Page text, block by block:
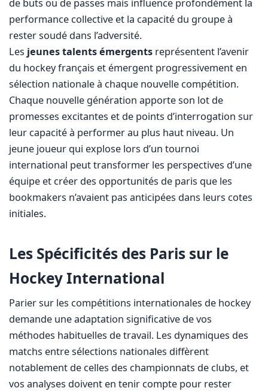
de buts ou de passes mais influence profondément la
performance collective et la capacité du groupe à
rester soudé dans l’adversité.
Les jeunes talents émergents représentent l’avenir
du hockey français et émergent progressivement en
sélection nationale à chaque nouvelle compétition.
Chaque nouvelle génération apporte son lot de
promesses excitantes et de points d’interrogation sur
leur capacité à performer au plus haut niveau. Un
jeune joueur qui explose lors d’un tournoi
international peut transformer les perspectives d’une
équipe et créer des opportunités de paris que les
bookmakers n’avaient pas anticipées dans leurs cotes
initiales.
Les Spécificités des Paris sur le
Hockey International
Parier sur les compétitions internationales de hockey
demande une adaptation significative de vos
méthodes habituelles de travail. Les dynamiques des
matchs entre sélections nationales diffèrent
notablement de celles des championnats de clubs, et
vos analyses doivent en tenir compte pour rester